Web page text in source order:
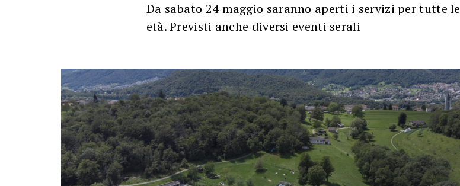
Da sabato 24 maggio saranno aperti i servizi per tutte le
età. Previsti anche diversi eventi serali